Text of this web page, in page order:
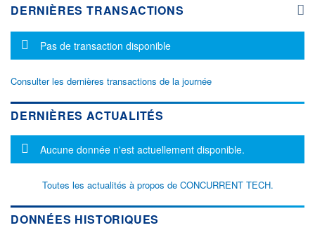
DERNIÈRES TRANSACTIONS
Message d'information
Pas de transaction disponible
Consulter les dernières transactions de la journée
DERNIÈRES ACTUALITÉS
Message d'information
Aucune donnée n'est actuellement disponible.
Toutes les actualités à propos de CONCURRENT TECH.
DONNÉES HISTORIQUES